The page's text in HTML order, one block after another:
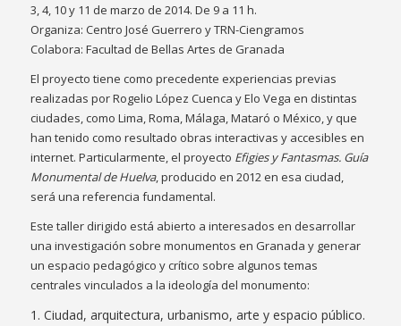
3, 4, 10 y 11 de marzo de 2014. De 9 a 11 h.
Organiza: Centro José Guerrero y TRN-Ciengramos
Colabora: Facultad de Bellas Artes de Granada
El proyecto tiene como precedente experiencias previas
realizadas por Rogelio López Cuenca y Elo Vega en distintas
ciudades, como Lima, Roma, Málaga, Mataró o México, y que
han tenido como resultado obras interactivas y accesibles en
internet. Particularmente, el proyecto Efigies y Fantasmas. Guía
Monumental de Huelva, producido en 2012 en esa ciudad,
será una referencia fundamental.
Este taller dirigido está abierto a interesados en desarrollar
una investigación sobre monumentos en Granada y generar
un espacio pedagógico y crítico sobre algunos temas
centrales vinculados a la ideología del monumento:
Ciudad, arquitectura, urbanismo, arte y espacio público.